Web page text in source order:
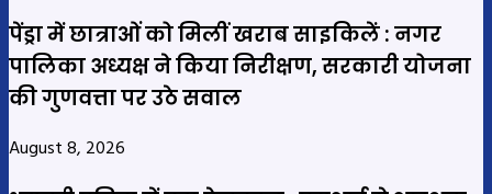
पेंड्रा में छात्राओं को मिलीं खराब साइकिलें : नगर
पालिका अध्यक्ष ने किया निरीक्षण, सरकारी योजना
की गुणवत्ता पर उठे सवाल
August 8, 2026